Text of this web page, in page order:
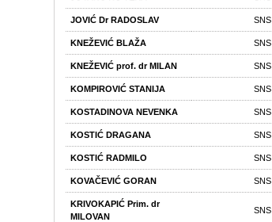
JOVIĆ Dr RADOSLAV SNS
KNEŽEVIĆ BLAŽA SNS
KNEŽEVIĆ prof. dr MILAN SNS
KOMPIROVIĆ STANIJA SNS
KOSTADINOVA NEVENKA SNS
KOSTIĆ DRAGANA SNS
KOSTIĆ RADMILO SNS
KOVAČEVIĆ GORAN SNS
KRIVOKAPIĆ Prim. dr
MILOVAN
SNS